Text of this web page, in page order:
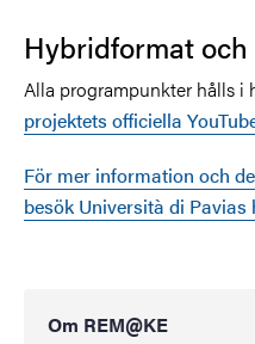
Hybridformat
Alla programpunkter hålls i
projektets officiella
För mer information och
besök Università di Pavias
Om REM@KE